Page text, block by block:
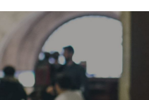
الرئيسيـة
عن الجامعة